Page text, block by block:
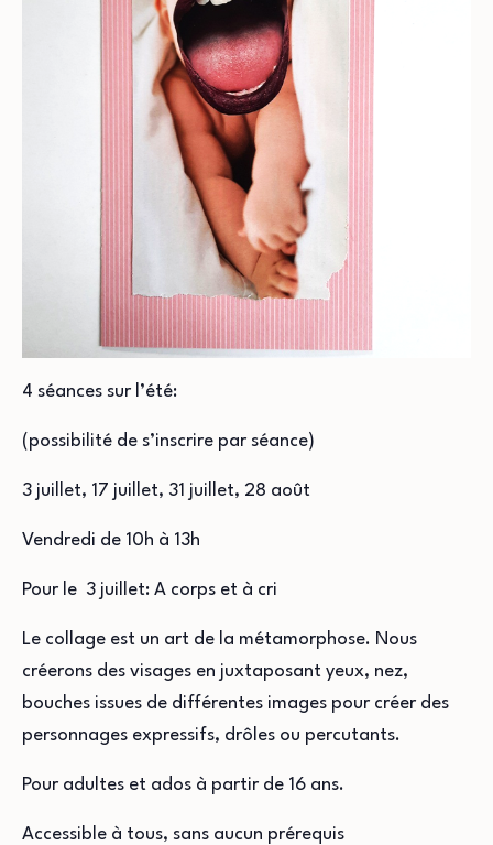
4 séances sur l’été:
(possibilité de s’inscrire par séance)
3 juillet, 17 juillet, 31 juillet, 28 août
Vendredi de 10h à 13h
Pour le 3 juillet: A corps et à cri
Le collage est un art de la métamorphose. Nous
créerons des visages en juxtaposant yeux, nez,
bouches issues de différentes images pour créer des
personnages expressifs, drôles ou percutants.
Pour adultes et ados à partir de 16 ans.
Accessible à tous, sans aucun prérequis